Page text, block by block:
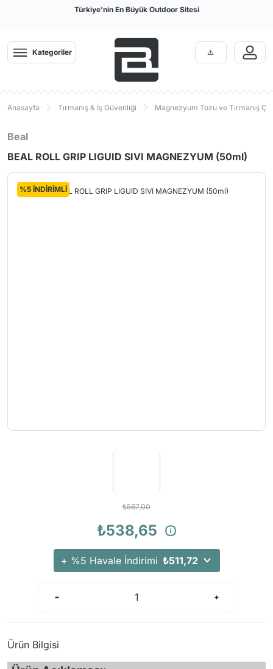
Türkiye'nin En Büyük Outdoor Sitesi
Kategoriler
Anasayfa Tırmanış & İş Güvenliği Magnezyum Tozu ve Tırmanış
Beal
BEAL ROLL GRIP LIGUID SIVI MAGNEZYUM (50ml)
%5 İNDİRİMLİ
₺567,00
₺538,65
+ %5 Havale İndirimi ₺511,72
Ürün Bilgisi